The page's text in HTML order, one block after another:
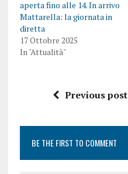
aperta fino alle 14. In arrivo
Mattarella: la giornata in
diretta
17 Ottobre 2025
In "Attualità"
Previous post
BE THE FIRST TO COMMENT